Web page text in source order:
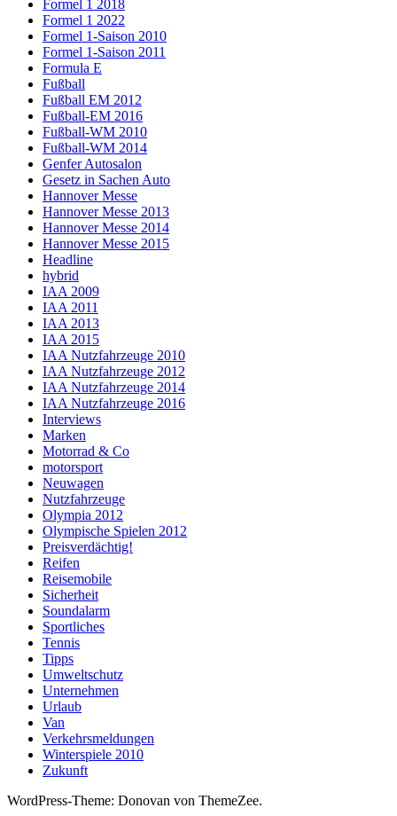
Formel 1 2018
Formel 1 2022
Formel 1-Saison 2010
Formel 1-Saison 2011
Formula E
Fußball
Fußball EM 2012
Fußball-EM 2016
Fußball-WM 2010
Fußball-WM 2014
Genfer Autosalon
Gesetz in Sachen Auto
Hannover Messe
Hannover Messe 2013
Hannover Messe 2014
Hannover Messe 2015
Headline
hybrid
IAA 2009
IAA 2011
IAA 2013
IAA 2015
IAA Nutzfahrzeuge 2010
IAA Nutzfahrzeuge 2012
IAA Nutzfahrzeuge 2014
IAA Nutzfahrzeuge 2016
Interviews
Marken
Motorrad & Co
motorsport
Neuwagen
Nutzfahrzeuge
Olympia 2012
Olympische Spielen 2012
Preisverdächtig!
Reifen
Reisemobile
Sicherheit
Soundalarm
Sportliches
Tennis
Tipps
Umweltschutz
Unternehmen
Urlaub
Van
Verkehrsmeldungen
Winterspiele 2010
Zukunft
WordPress-Theme: Donovan von ThemeZee.